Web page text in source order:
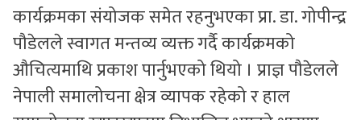
कार्यक्रमका संयोजक समेत रहनुभएका प्रा. डा. गोपीन्द्र
पौडेलले स्वागत मन्तव्य व्यक्त गर्दै कार्यक्रमको
औचित्यमाथि प्रकाश पार्नुभएको थियो । प्राज्ञ पौडेलले
नेपाली समालोचना क्षेत्र व्यापक रहेको र हाल